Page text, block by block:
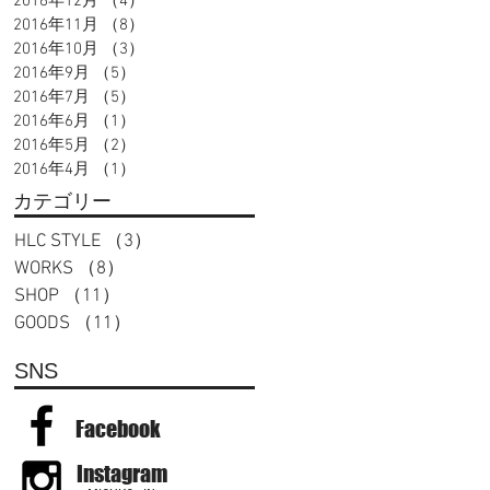
2016年11月
（8）
2016年10月
（3）
2016年9月
（5）
2016年7月
（5）
2016年6月
（1）
2016年5月
（2）
2016年4月
（1）
カテゴリー
HLC STYLE
（3）
WORKS
（8）
SHOP
（11）
GOODS
（11）
SNS
Facebook
Instagram